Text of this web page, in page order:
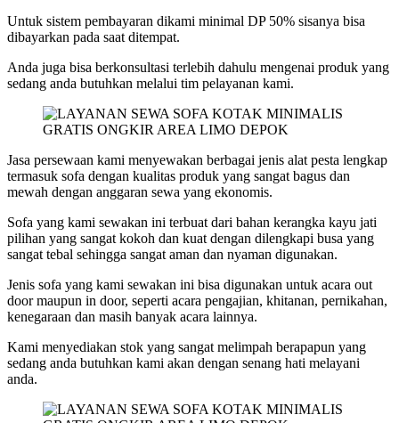
Untuk sistem pembayaran dikami minimal DP 50% sisanya bisa
dibayarkan pada saat ditempat.
Anda juga bisa berkonsultasi terlebih dahulu mengenai produk yang
sedang anda butuhkan melalui tim pelayanan kami.
Jasa persewaan kami menyewakan berbagai jenis alat pesta lengkap
termasuk sofa dengan kualitas produk yang sangat bagus dan
mewah dengan anggaran sewa yang ekonomis.
Sofa yang kami sewakan ini terbuat dari bahan kerangka kayu jati
pilihan yang sangat kokoh dan kuat dengan dilengkapi busa yang
sangat tebal sehingga sangat aman dan nyaman digunakan.
Jenis sofa yang kami sewakan ini bisa digunakan untuk acara out
door maupun in door, seperti acara pengajian, khitanan, pernikahan,
kenegaraan dan masih banyak acara lainnya.
Kami menyediakan stok yang sangat melimpah berapapun yang
sedang anda butuhkan kami akan dengan senang hati melayani
anda.